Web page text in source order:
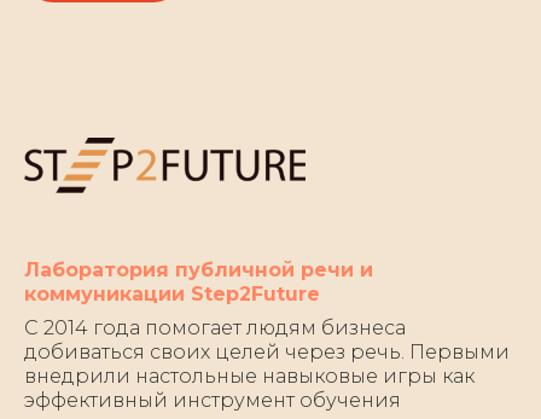
Лаборатория публичной речи и
коммуникации Step2Future
С 2014 года помогает людям бизнеса
добиваться своих целей через речь. Первыми
внедрили настольные навыковые игры как
эффективный инструмент обучения